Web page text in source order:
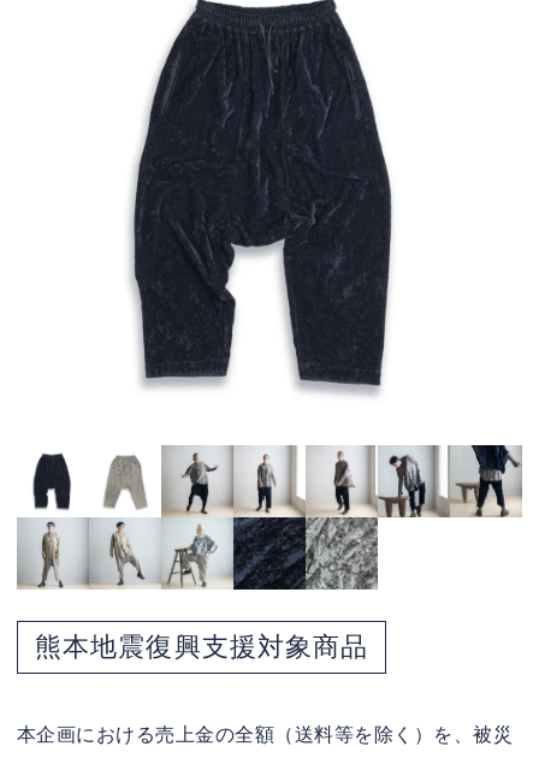
熊本地震復興支援対象商品
本企画における売上金の全額（送料等を除く）を、被災